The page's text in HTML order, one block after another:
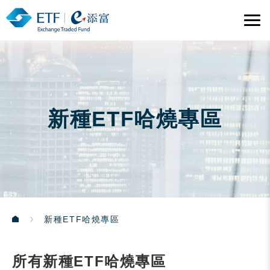
新種ETF哈燒專區
新種ETF哈燒專區
所有新種ETF哈燒專區